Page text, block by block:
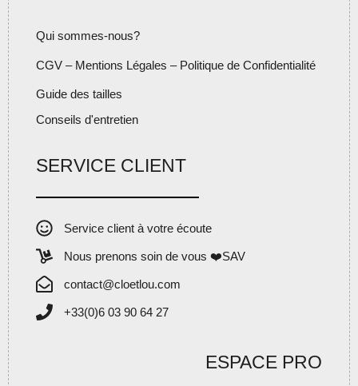
Qui sommes-nous?
CGV – Mentions Légales – Politique de Confidentialité
Guide des tailles
Conseils d'entretien
SERVICE CLIENT
Service client à votre écoute
Nous prenons soin de vous ❤️SAV
contact@cloetlou.com
+33(0)6 03 90 64 27
ESPACE PRO